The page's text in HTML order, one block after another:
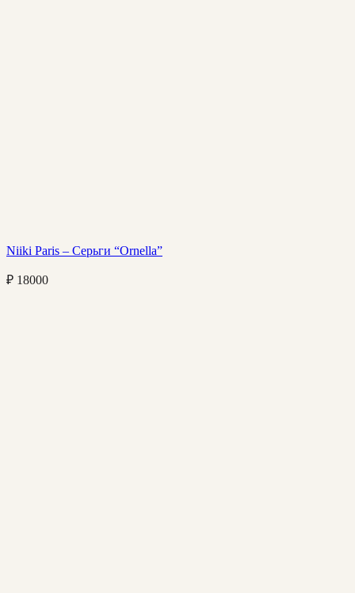
Niiki Paris – Серьги “Ornella”
₽ 18000